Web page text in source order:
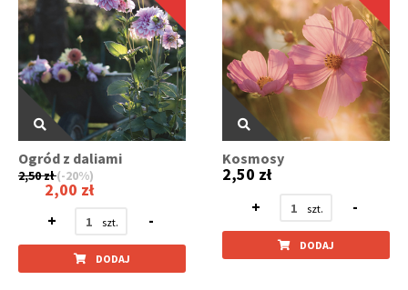
Ogród z daliami
2,50 zł (-20%)
2,00 zł
+
-
DODAJ
Kosmosy
2,50 zł
+
-
DODAJ